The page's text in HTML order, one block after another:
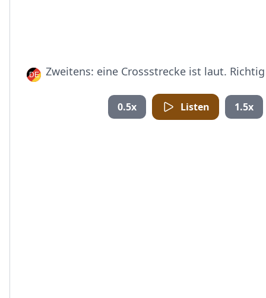
Zweitens: eine Crossstrecke ist laut.
0.5x Listen 1.5x